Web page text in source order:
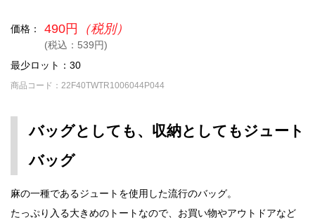
価格： 490円 （税別）
(税込：539円)
最少ロット：30
商品コード：22F40TWTR1006044P044
バッグとしても、収納としてもジュート
バッグ
麻の一種であるジュートを使用した流行のバッグ。
たっぷり入る大きめのトートなので、お買い物やアウトドアなど